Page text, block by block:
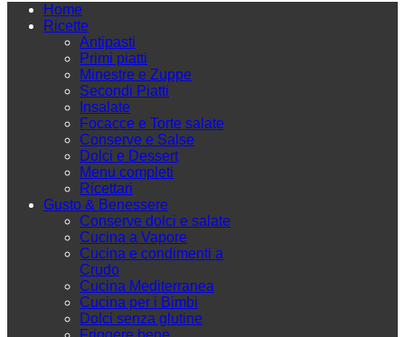
Home
Ricette
Antipasti
Primi piatti
Minestre e Zuppe
Secondi Piatti
Insalate
Focacce e Torte salate
Conserve e Salse
Dolci e Dessert
Menu completi
Ricettari
Gusto & Benessere
Conserve dolci e salate
Cucina a Vapore
Cucina e condimenti a
Crudo
Cucina Mediterranea
Cucina per i Bimbi
Dolci senza glutine